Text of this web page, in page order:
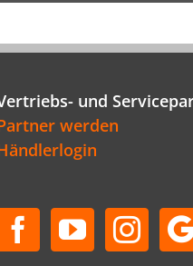
und
werden